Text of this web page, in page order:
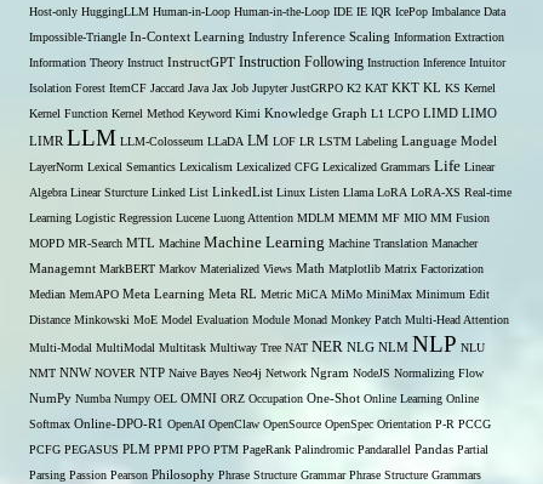
Host-only HuggingLLM Human-in-Loop Human-in-the-Loop IDE IE IQR IcePop Imbalance Data
Impossible-Triangle In-Context Learning Industry Inference Scaling Information Extraction
Information Theory Instruct InstructGPT Instruction Following Instruction Inference Intuitor
Isolation Forest ItemCF Jaccard Java Jax Job Jupyter JustGRPO K2 KAT KKT KL KS Kernel
Kernel Function Kernel Method Keyword Kimi Knowledge Graph L1 LCPO LIMD LIMO
LIMR LLM LLM-Colosseum LLaDA LM LOF LR LSTM Labeling Language Model
LayerNorm Lexical Semantics Lexicalism Lexicalized CFG Lexicalized Grammars Life Linear
Algebra Linear Sturcture Linked List LinkedList Linux Listen Llama LoRA LoRA-XS Real-time
Learning Logistic Regression Lucene Luong Attention MDLM MEMM MF MIO MM Fusion
MOPD MR-Search MTL Machine Machine Learning Machine Translation Manacher
Managemnt MarkBERT Markov Materialized Views Math Matplotlib Matrix Factorization
Median MemAPO Meta Learning Meta RL Metric MiCA MiMo MiniMax Minimum Edit
Distance Minkowski MoE Model Evaluation Module Monad Monkey Patch Multi-Head Attention
Multi-Modal MultiModal Multitask Multiway Tree NAT NER NLG NLM NLP NLU
NMT NNW NOVER NTP Naive Bayes Neo4j Network Ngram NodeJS Normalizing Flow
NumPy Numba Numpy OEL OMNI ORZ Occupation One-Shot Online Learning Online
Softmax Online-DPO-R1 OpenAI OpenClaw OpenSource OpenSpec Orientation P-R PCCG
PCFG PEGASUS PLM PPMI PPO PTM PageRank Palindromic Pandarallel Pandas Partial
Parsing Passion Pearson Philosophy Phrase Structure Grammar Phrase Structure Grammars